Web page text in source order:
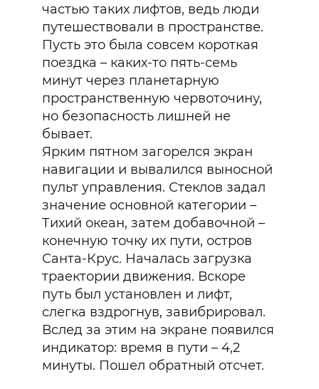
частью таких лифтов, ведь люди
путешествовали в пространстве.
Пусть это была совсем короткая
поездка – каких-то пять-семь
минут через планетарную
пространственную червоточину,
но безопасность лишней не
бывает.
Ярким пятном загорелся экран
навигации и вывалился выносной
пульт управления. Стеклов задал
значение основной категории –
Тихий океан, затем добавочной –
конечную точку их пути, остров
Санта-Крус. Началась загрузка
траектории движения. Вскоре
путь был установлен и лифт,
слегка вздрогнув, завибрировал.
Вслед за этим на экране появился
индикатор: время в пути – 4,2
минуты. Пошел обратный отсчет.